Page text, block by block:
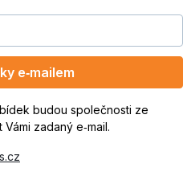
e‑mailem
budou společnosti ze
zadaný e‑mail.